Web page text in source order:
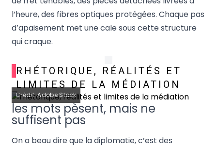
l’heure, des fibres optiques protégées. Chaque pas
d’apaisement met une cale sous cette structure
qui craque.
RHÉTORIQUE, RÉALITÉS ET
LIMITES DE LA MÉDIATION
Crédit: Adobe Stock
les mots pèsent, mais ne
suffisent pas
On a beau dire que la diplomatie, c’est des